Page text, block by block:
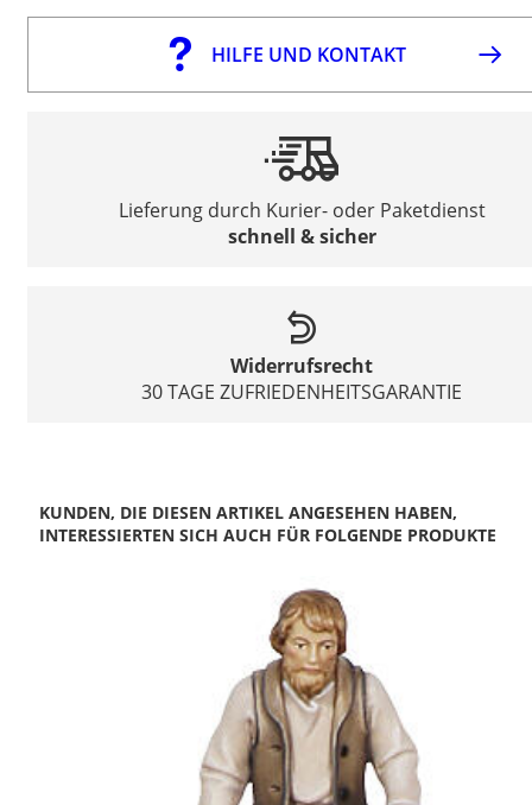
HILFE UND KONTAKT
Lieferung durch Kurier- oder Paketdienst
schnell & sicher
Widerrufsrecht
30 TAGE ZUFRIEDENHEITSGARANTIE
KUNDEN, DIE DIESEN ARTIKEL ANGESEHEN HABEN,
INTERESSIERTEN SICH AUCH FÜR FOLGENDE PRODUKTE